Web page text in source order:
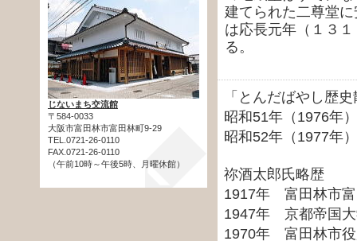
建てられた二尊堂
は応長元年（１３
る。
「とんだばやし歴
昭和51年（1976年
昭和52年（1977年
祢酒太郎氏略歴
1917年 富田林市
1947年 京都帝国
1970年 富田林市
じないまち交流館
〒584-0033
大阪市富田林市富田林町9-29
TEL.0721-26-0110
FAX.0721-26-0110
（午前10時～午後5時、月曜休館）